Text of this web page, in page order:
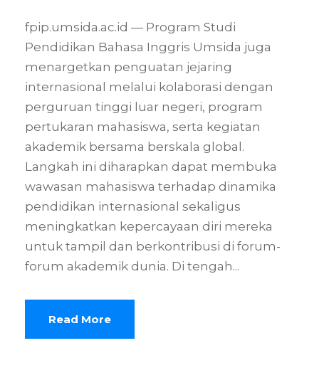
fpip.umsida.ac.id — Program Studi
Pendidikan Bahasa Inggris Umsida juga
menargetkan penguatan jejaring
internasional melalui kolaborasi dengan
perguruan tinggi luar negeri, program
pertukaran mahasiswa, serta kegiatan
akademik bersama berskala global.
Langkah ini diharapkan dapat membuka
wawasan mahasiswa terhadap dinamika
pendidikan internasional sekaligus
meningkatkan kepercayaan diri mereka
untuk tampil dan berkontribusi di forum-
forum akademik dunia. Di tengah...
Read More